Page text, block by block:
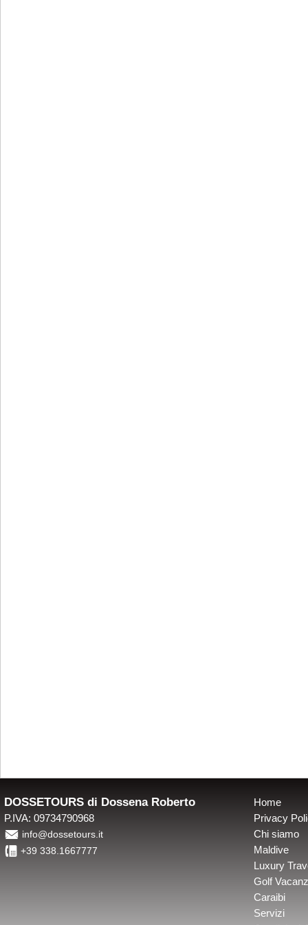
DOSSETOURS di Dossena Roberto
P.IVA: 09734790968
É info@dossetours.it
4 +39 338.1667777
Home
Privacy
Chi siamo
Maldive
Luxury
Golf
Caraibi
Servizi